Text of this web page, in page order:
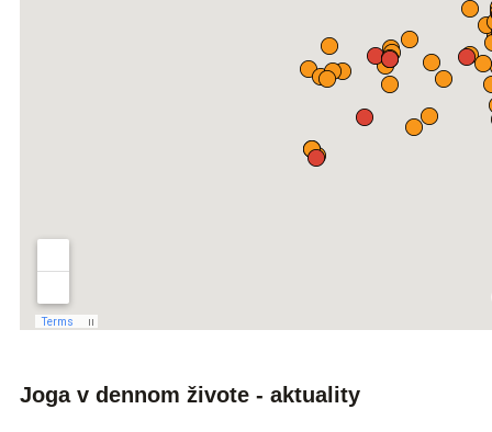
Joga v dennom živote - aktuality